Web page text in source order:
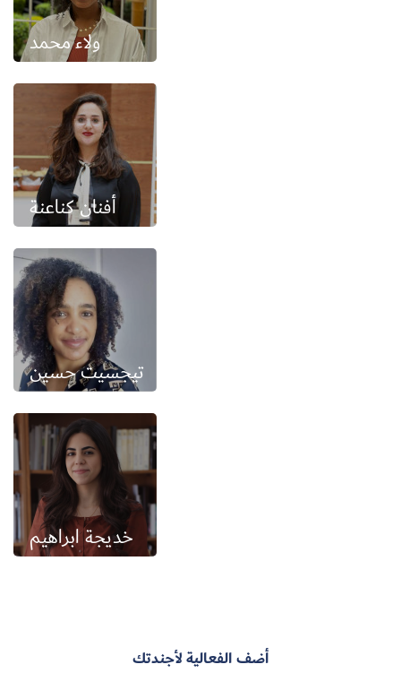
ولاء محمد
أفنان كناعنة
تيجسيت حسين
خديجة ابراهيم
أضف الفعالية لأجندتك